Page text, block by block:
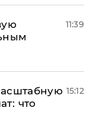
11:39
что
15:12